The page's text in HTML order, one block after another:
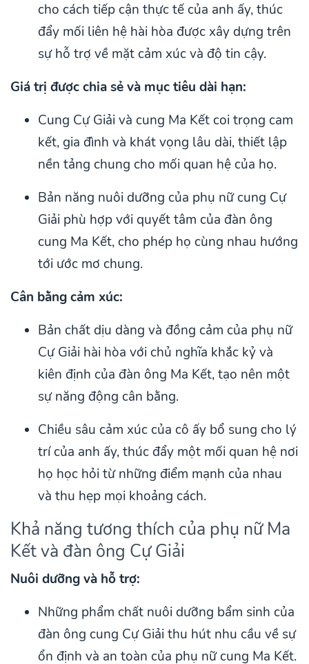
cho cách tiếp cận thực tế của anh ấy, thúc
đẩy mối liên hệ hài hòa được xây dựng trên
sự hỗ trợ về mặt cảm xúc và độ tin cậy.
Giá trị được chia sẻ và mục tiêu dài hạn:
Cung Cự Giải và cung Ma Kết coi trọng cam
kết, gia đình và khát vọng lâu dài, thiết lập
nền tảng chung cho mối quan hệ của họ.
Bản năng nuôi dưỡng của phụ nữ cung Cự
Giải phù hợp với quyết tâm của đàn ông
cung Ma Kết, cho phép họ cùng nhau hướng
tới ước mơ chung.
Cân bằng cảm xúc:
Bản chất dịu dàng và đồng cảm của phụ nữ
Cự Giải hài hòa với chủ nghĩa khắc kỷ và
kiên định của đàn ông Ma Kết, tạo nên một
sự năng động cân bằng.
Chiều sâu cảm xúc của cô ấy bổ sung cho lý
trí của anh ấy, thúc đẩy một mối quan hệ nơi
họ học hỏi từ những điểm mạnh của nhau
và thu hẹp mọi khoảng cách.
Khả năng tương thích của phụ nữ Ma
Kết và đàn ông Cự Giải
Nuôi dưỡng và hỗ trợ:
Những phẩm chất nuôi dưỡng bẩm sinh của
đàn ông cung Cự Giải thu hút nhu cầu về sự
ổn định và an toàn của phụ nữ cung Ma Kết.